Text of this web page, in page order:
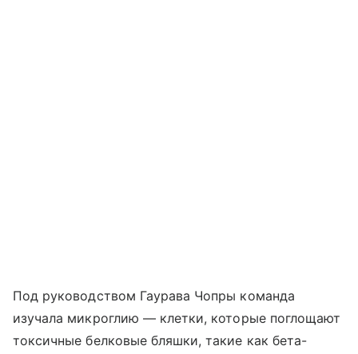
Под руководством Гаурава Чопры команда
изучала микроглию — клетки, которые поглощают
токсичные белковые бляшки, такие как бета-